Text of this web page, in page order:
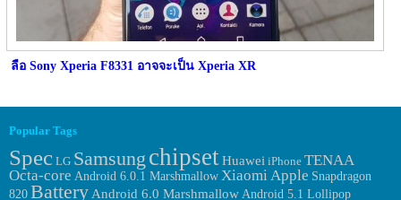
ลือ Sony Xperia F8331 อาจจะเป็น Xperia XR
Popular Tags
Spec LG Samsung chipsetHuawei iPhone TENAA
Octa-core Android 6.0.1 MarshmallowXiaomiApple Snapdragon
820 BatteryAndroid 6.0 Marshmallow Android 5.1 Lollipop